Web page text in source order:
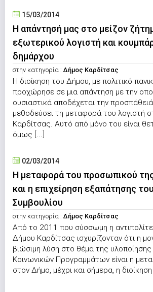
15/03/2014
H απάντησή μας στο μείζον
εξωτερικού λογιστή και
δημάρχου
στην κατηγορία : Δήμος Καρδίτσας
Η διοίκηση του Δήμου, με πολιτικό
προχώρησε σε μια απάντηση με την
ουσιαστικά αποδέχεται την
μεθοδεύσει τη μεταφορά του λογιστή
Καρδίτσας. Αυτό από μόνο του είναι
όμως [...]
02/03/2014
Η μεταφορά του προσωπικού
και η επιχείρηση εξαπάτησης του
Συμβουλίου
στην κατηγορία : Δήμος Καρδίτσας
Από το 2011 που σύσσωμη η
Δήμου Καρδίτσας ισχυρίζονταν ότι η
βιώσιμη λύση στο θέμα της
Κοινωνικών Προγραμμάτων είναι η
στον Δήμο, μέχρι και σήμερα, η διοίκηση